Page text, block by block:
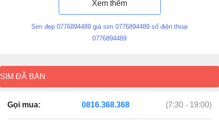
Xem thêm
Sim đẹp 0776894489 giá sim 0776894489 số điện thoại
0776894489
SIM ĐÃ BÁN
Gọi mua: 0816.368.368 (7:30 - 19:00)